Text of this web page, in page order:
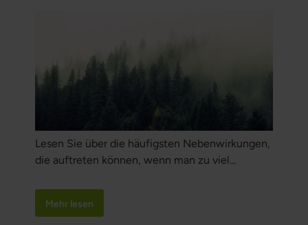
Lesen Sie über die häufigsten Nebenwirkungen,
die auftreten können, wenn man zu viel
Mehr lesen